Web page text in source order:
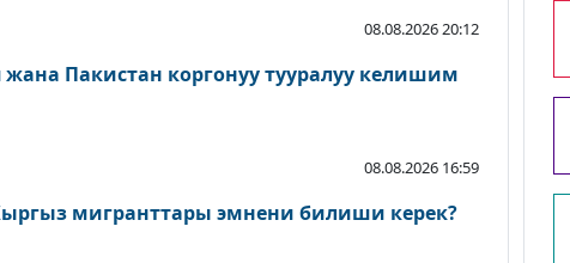
08.08.2026 20:12
жана Пакистан коргонуу тууралуу келишим
08.08.2026 16:59
мигранттары эмнени билиши керек?